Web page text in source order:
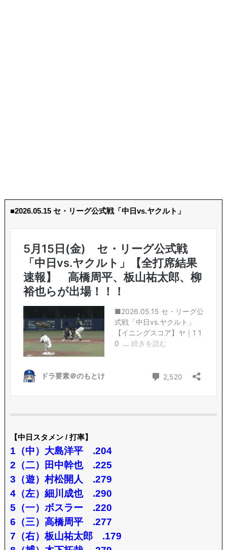
■2026.05.15 セ・リーグ公式戦「中日vs.ヤクルト」
【中日スタメン / 打率】
1（中）大島洋平 .204
2（二）田中幹也 .225
3（遊）村松開人 .279
4（左）細川成也 .290
5（一）ボスラー .220
6（三）高橋周平 .277
7（右）板山祐太郎 .179